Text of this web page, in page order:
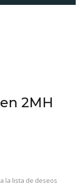
2MH
la lista de deseos